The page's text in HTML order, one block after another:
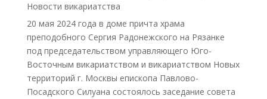
Новости викариатства
20 мая 2024 года в доме причта храма
преподобного Сергия Радонежского на Рязанке
под председательством управляющего Юго-
Восточным викариатством и викариатством Новых
территорий г. Москвы епископа Павлово-
Посадского Силуана состоялось заседание совета